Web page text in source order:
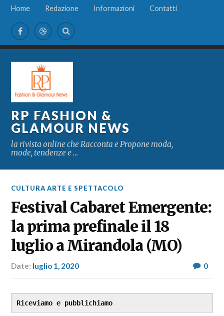
Home Redazione Informazioni Contatti
RP FASHION &
GLAMOUR NEWS
la rivista online che Racconta e Propone moda,
mode, tendenze e …
CULTURA ARTE E SPETTACOLO
Festival Cabaret Emergente:
la prima prefinale il 18
luglio a Mirandola (MO)
Date: luglio 1, 2020
&
Glamour
News
0
Riceviamo e pubblichiamo